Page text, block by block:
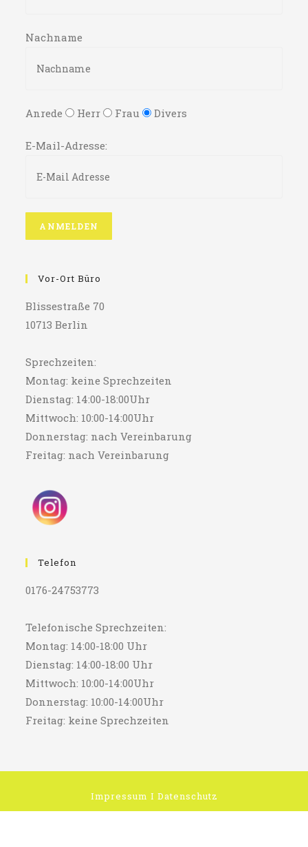
Nachname
Anrede Herr Frau Divers
E-Mail-Adresse:
Vor-Ort Büro
Blissestraße 70
10713 Berlin
Sprechzeiten:
Montag: keine Sprechzeiten
Dienstag: 14:00-18:00Uhr
Mittwoch: 10:00-14:00Uhr
Donnerstag: nach Vereinbarung
Freitag: nach Vereinbarung
Telefon
0176-24753773
Telefonische Sprechzeiten:
Montag: 14:00-18:00 Uhr
Dienstag: 14:00-18:00 Uhr
Mittwoch: 10:00-14:00Uhr
Donnerstag: 10:00-14:00Uhr
Freitag: keine Sprechzeiten
Impressum I Datenschutz